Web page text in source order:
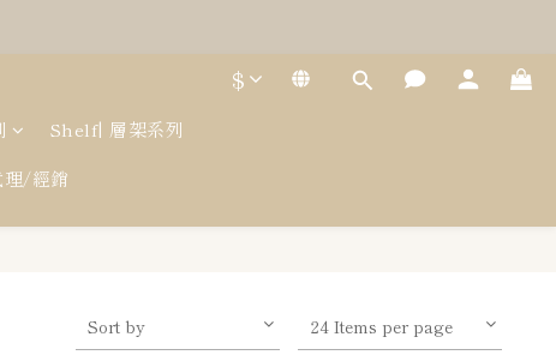
$
Shelf| 層架系列
/經銷
Sort by 24 Items per page